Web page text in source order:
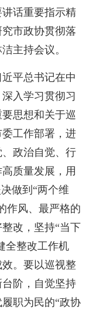
话重要指示精
市政协贯彻落
主持会议。
平总书记在中
入学习贯彻习
思想和关于巡
工作部署，进
政治自觉、行
质量发展，用
做到“两个维
作风、最严格的
改，坚持“当下
全整改工作机
。要以巡视整
阶，自觉坚持
职为民的“政协